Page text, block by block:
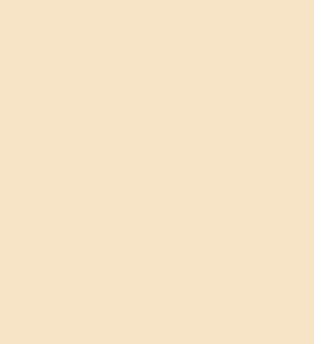
voor de klas laat
(van 3 havo tot vwo